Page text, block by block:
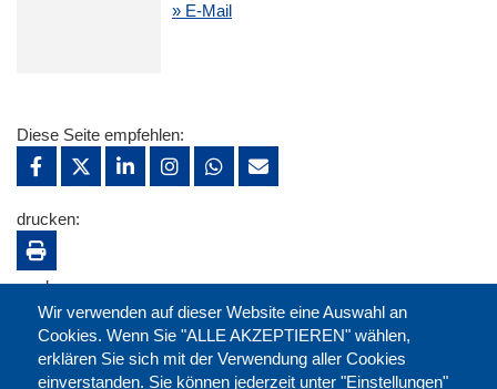
» E-Mail
Wir verwenden auf dieser Website eine Auswahl an
Cookies. Wenn Sie "ALLE AKZEPTIEREN" wählen,
erklären Sie sich mit der Verwendung aller Cookies
einverstanden. Sie können jederzeit unter "Einstellungen"
Diese Seite empfehlen:
drucken:
merken: